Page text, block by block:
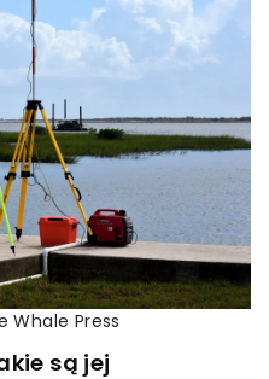
Whale Press
są jej